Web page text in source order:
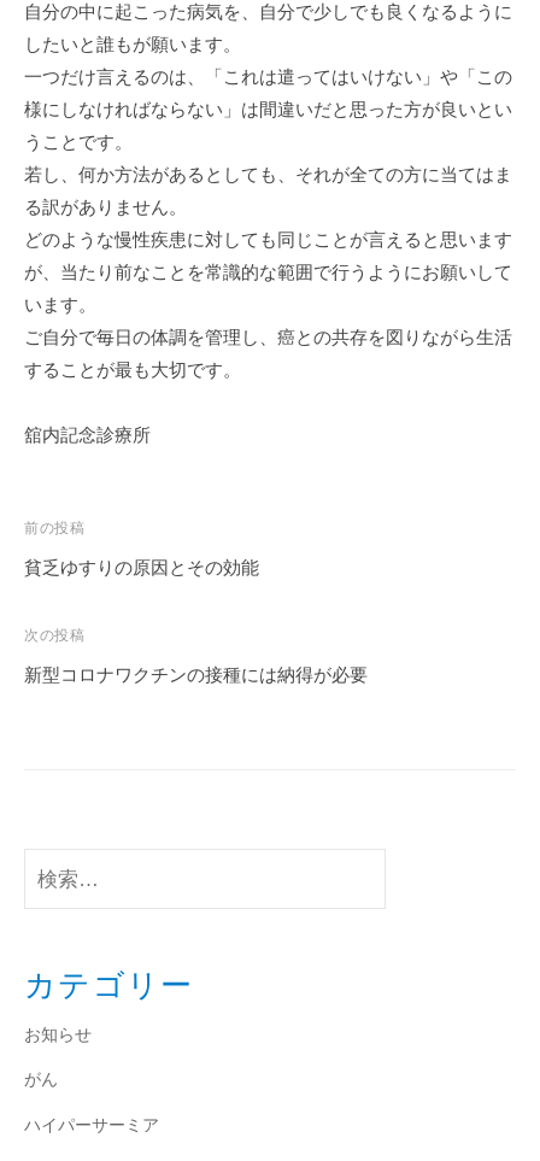
自分の中に起こった病気を、自分で少しでも良くなるように
したいと誰もが願います。
一つだけ言えるのは、「これは遣ってはいけない」や「この
様にしなければならない」は間違いだと思った方が良いとい
うことです。
若し、何か方法があるとしても、それが全ての方に当てはま
る訳がありません。
どのような慢性疾患に対しても同じことが言えると思います
が、当たり前なことを常識的な範囲で行うようにお願いして
います。
ご自分で毎日の体調を管理し、癌との共存を図りながら生活
することが最も大切です。
舘内記念診療所
投
稿
ビ
ゲ
前の投稿
貧乏ゆすりの原因とその効能
次の投稿
新型コロナワクチンの接種には納得が必要
検
索:
カテゴリー
お知らせ
がん
ハイパーサーミア